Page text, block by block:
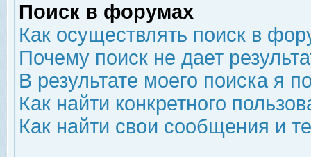
Поиск в форумах
Как осуществлять поиск в
Почему поиск не дает
В результате моего поиска я
Как найти конкретного
Как найти свои сообщения и